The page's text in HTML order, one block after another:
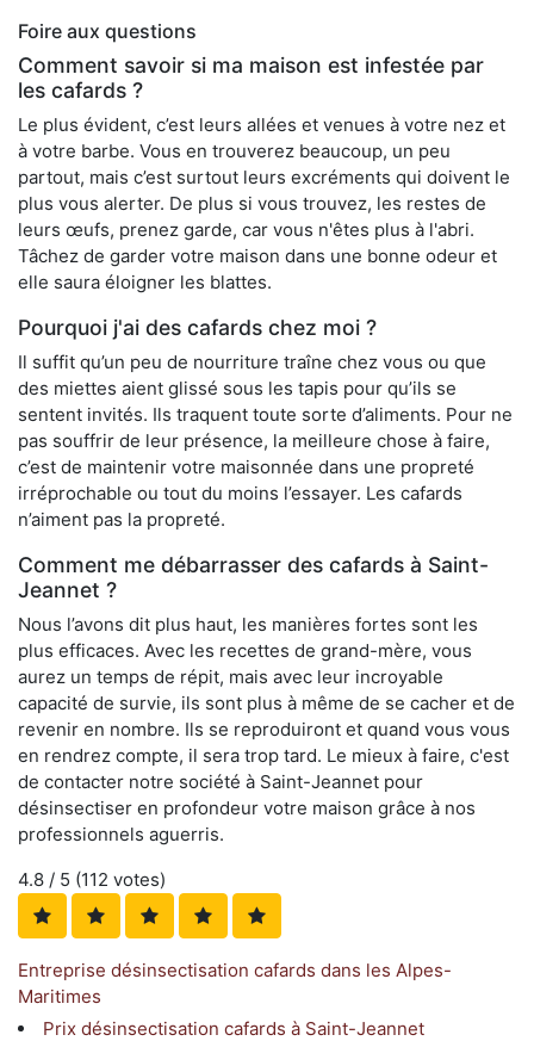
Foire aux questions
Comment savoir si ma maison est infestée par
les cafards ?
Le plus évident, c’est leurs allées et venues à votre nez et
à votre barbe. Vous en trouverez beaucoup, un peu
partout, mais c’est surtout leurs excréments qui doivent le
plus vous alerter. De plus si vous trouvez, les restes de
leurs œufs, prenez garde, car vous n'êtes plus à l'abri.
Tâchez de garder votre maison dans une bonne odeur et
elle saura éloigner les blattes.
Pourquoi j'ai des cafards chez moi ?
Il suffit qu’un peu de nourriture traîne chez vous ou que
des miettes aient glissé sous les tapis pour qu’ils se
sentent invités. Ils traquent toute sorte d’aliments. Pour ne
pas souffrir de leur présence, la meilleure chose à faire,
c’est de maintenir votre maisonnée dans une propreté
irréprochable ou tout du moins l’essayer. Les cafards
n’aiment pas la propreté.
Comment me débarrasser des cafards à Saint-
Jeannet ?
Nous l’avons dit plus haut, les manières fortes sont les
plus efficaces. Avec les recettes de grand-mère, vous
aurez un temps de répit, mais avec leur incroyable
capacité de survie, ils sont plus à même de se cacher et de
revenir en nombre. Ils se reproduiront et quand vous vous
en rendrez compte, il sera trop tard. Le mieux à faire, c'est
de contacter notre société à Saint-Jeannet pour
désinsectiser en profondeur votre maison grâce à nos
professionnels aguerris.
4.8 / 5 (112 votes)
Entreprise désinsectisation cafards dans les Alpes-
Maritimes
Prix désinsectisation cafards à Saint-Jeannet